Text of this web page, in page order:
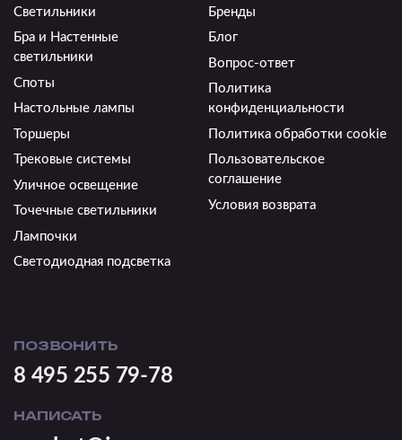
Светильники
Бра и Настенные
светильники
Споты
Настольные лампы
Торшеры
Трековые системы
Уличное освещение
Точечные светильники
Лампочки
Светодиодная подсветка
Бренды
Блог
Вопрос-ответ
Политика
конфиденциальности
Политика обработки cookie
Пользовательское
соглашение
Условия возврата
ПОЗВОНИТЬ
8 495 255 79-78
НАПИСАТЬ